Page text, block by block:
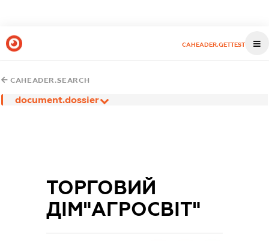
CAHEADER.GETTEST
CAHEADER.SEARCH
document.dossier
ТОРГОВИЙ
ДІМ"АГРОСВІТ"